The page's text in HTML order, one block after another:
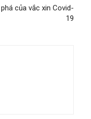
của vắc xin Covid-
19